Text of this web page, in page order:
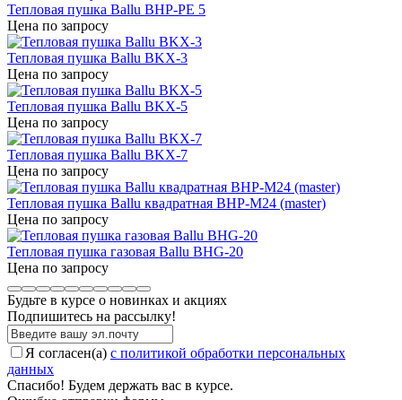
Тепловая пушка Ballu BHP-PE 5
Цена по запросу
Тепловая пушка Ballu BKX-3
Цена по запросу
Тепловая пушка Ballu BKX-5
Цена по запросу
Тепловая пушка Ballu BKX-7
Цена по запросу
Тепловая пушка Ballu квадратная BHP-M24 (master)
Цена по запросу
Тепловая пушка газовая Ballu BHG-20
Цена по запросу
Будьте в курсе о новинках и акциях
Подпишитесь на рассылкy!
Я согласен(a) с политикой обработки персональных
данных
Спасибо! Будем держать вас в курсе.